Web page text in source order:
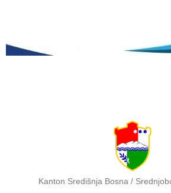
razred srednjih škola
Bosna u školskoj 2026./
Kanton Središnja Bosna /